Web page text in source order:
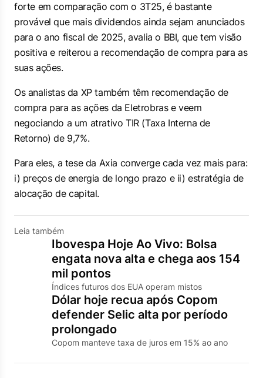
forte em comparação com o 3T25, é bastante
provável que mais dividendos ainda sejam anunciados
para o ano fiscal de 2025, avalia o BBI, que tem visão
positiva e reiterou a recomendação de compra para as
suas ações.
Os analistas da XP também têm recomendação de
compra para as ações da Eletrobras e veem
negociando a um atrativo TIR (Taxa Interna de
Retorno) de 9,7%.
Para eles, a tese da Axia converge cada vez mais para:
i) preços de energia de longo prazo e ii) estratégia de
alocação de capital.
Leia também
Ibovespa Hoje Ao Vivo: Bolsa
engata nova alta e chega aos 154
mil pontos
Índices futuros dos EUA operam mistos
Dólar hoje recua após Copom
defender Selic alta por período
prolongado
Copom manteve taxa de juros em 15% ao ano